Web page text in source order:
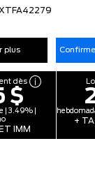
plus
dès
$
| 3.49% |
IMM
+